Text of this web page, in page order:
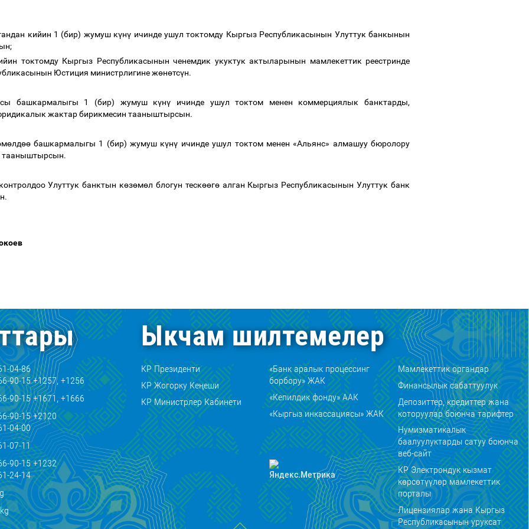
кийин 1 (бир) жумуш күнү ичинде ушул токтомду Кыргыз Республикасынын Улуттук банкынын
токтомду Кыргыз Республикасынын ченемдик укуктук актыларынын мамлекеттик реестринде
Юстиция министрлигине жөнөтсүн.
башкармалыгы 1 (бир) жумуш күнү ичинде ушул токтом менен коммерциялык банктарды,
жактар бирикмесин тааныштырсын.
мөлдөөбашкармалыгы 1 (бир) жумуш күнү ичинде ушул токтом менен «Альянс» алмашуу бюролору
тааныштырсын.
Улуттук банктын көзөмөл блогун тескөөгөалган Кыргыз Республикасынын Улуттук банк
н.
04-86
90-15 +1257, +1256
90-15 +1671, +1666
90-15 +2120
04-00
07-11
90-15 +1232
24-14
Ыкчам шилтемелер
КР Президенти
КР Жогорку Кеңеши
КР Министрлер Кабинети
«Банк аралык процессинг
борбору» ЖАК
«Кепилдик фонду» ААК
«Кыргыз инкассациясы» ЖАК
Мамлекеттик органдар
Финансылык сабаттуулук
Депозиттер, кредиттер жана
которуулар боюнча тарифтер
Нумизматикалык
баалуулуктарды сатуу боюнча
веб-сайт
КР Электрондук кызмат
көрсөтүүлөр мамлекеттик
порталы
Лицензиялар жана Кыргыз
Республикасынын уруксат